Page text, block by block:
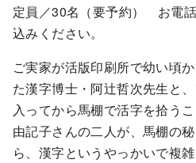
定員／30名（要予約） お電
込みください。
ご実家が活版印刷所で幼い頃
た漢字博士・阿辻哲次先生と
入ってから馬棚で活字を拾う
由記子さんの二人が、馬棚の
ら、漢字というやっかいで複